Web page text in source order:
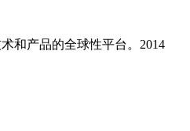
和产品的全球性平台。2014